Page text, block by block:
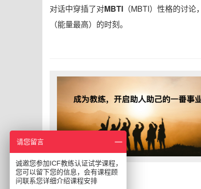
对话中穿插了对MBTI （MBTI）性格的讨
（能量最高）的时刻。
请您留言
诚邀您参加ICF教练认证试学课程，
您可以留下您的信息，会有课程顾
问联系您详细介绍课程安排